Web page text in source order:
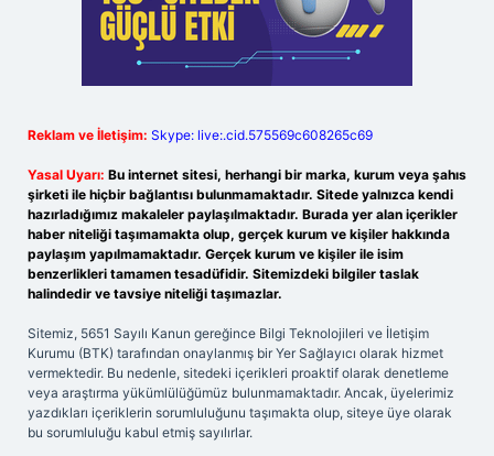
Reklam ve İletişim: Skype: live:.cid.575569c608265c69
Yasal Uyarı: Bu internet sitesi, herhangi bir marka, kurum veya şahıs
şirketi ile hiçbir bağlantısı bulunmamaktadır. Sitede yalnızca kendi
hazırladığımız makaleler paylaşılmaktadır. Burada yer alan içerikler
haber niteliği taşımamakta olup, gerçek kurum ve kişiler hakkında
paylaşım yapılmamaktadır. Gerçek kurum ve kişiler ile isim
benzerlikleri tamamen tesadüfidir. Sitemizdeki bilgiler taslak
halindedir ve tavsiye niteliği taşımazlar.
Sitemiz, 5651 Sayılı Kanun gereğince Bilgi Teknolojileri ve İletişim
Kurumu (BTK) tarafından onaylanmış bir Yer Sağlayıcı olarak hizmet
vermektedir. Bu nedenle, sitedeki içerikleri proaktif olarak denetleme
veya araştırma yükümlülüğümüz bulunmamaktadır. Ancak, üyelerimiz
yazdıkları içeriklerin sorumluluğunu taşımakta olup, siteye üye olarak
bu sorumluluğu kabul etmiş sayılırlar.